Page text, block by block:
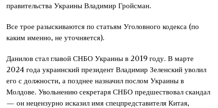
правительства Украины Владимир Гройсман.
Все трое разыскиваются по статьям Уголовного кодекса (по
каким именно, не уточняется).
Данилов стал главой СНБО Украины в 2019 году. В марте
2024 года украинский президент Владимир Зеленский уволил
его с должности, а позднее назначил послом Украины в
Молдове. Увольнению секретаря СНБО предшествовал скандал
— он нецензурно исказил имя спецпредставителя Китая,